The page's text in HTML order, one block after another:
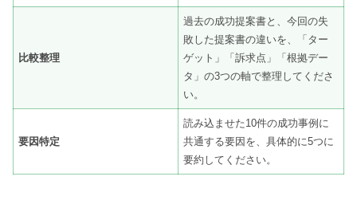
比較整理
過去の成功提案書と、今回の失
敗した提案書の違いを、「ター
ゲット」「訴求点」「根拠デー
タ」の3つの軸で整理してくださ
い。
要因特定
読み込ませた10件の成功事例に
共通する要因を、具体的に5つに
要約してください。